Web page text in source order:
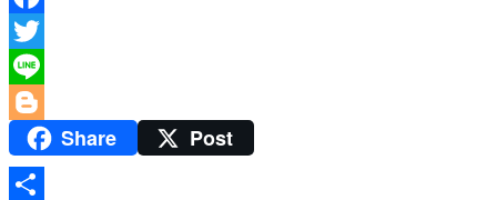
Facebook
Twitter
Line
BloggerShare Post